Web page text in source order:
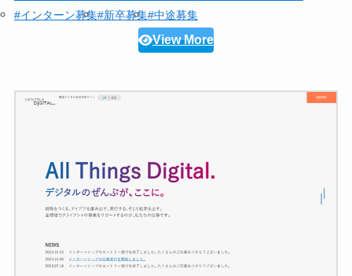
#インターン募集#新卒募集#中途募集
View More